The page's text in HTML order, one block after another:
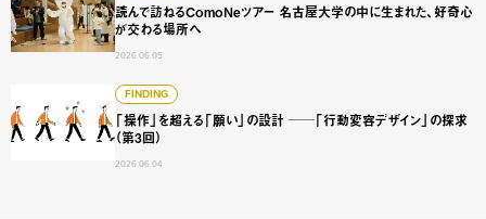
読んで訪ねるComoNeツアー 名古屋大学の中に生まれた、好奇心
が交わる場所へ
2026.06.05
FINDING
「操作」を超える「願い」の設計 ──「行動変容デザイン」の探求
（第3回）
2026.06.04
「操作」を超える「願い」の設計 ──「行動変容デザイン」